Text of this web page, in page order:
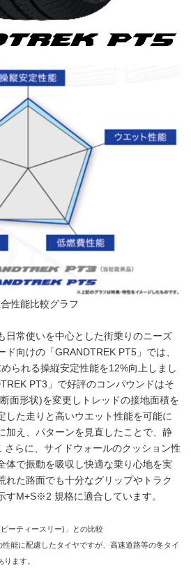
性能比較グラフ
常使いを中心とした街乗りのニーズ
向けの「GRANDTREK PT5」では、
られる操縦安定性能を12%向上しまし
PT3」で好評のコンパウンドはそ
面形状)を変更しトレッドの接地面積を
した走りと高いウエット性能を可能に
加え、パターンを見直したことで、静
らに、サイドウォールのクッション性
体で振動を吸収し快適な乗り心地を実
れた路面でも十分なグリップやトラク
すM+S※2 規格に適合しています。
ーティースリー)」との比較
能に配慮したタイヤですが、高速道路等の冬タイ
ます。